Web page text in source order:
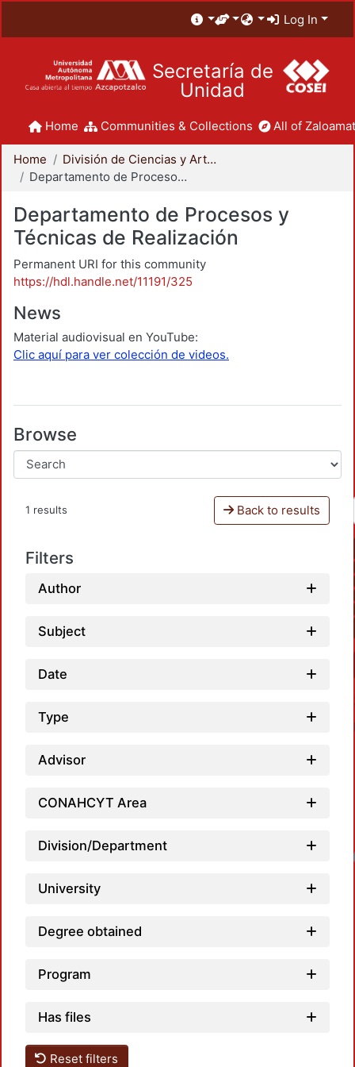
Log In
Secretaría de
Unidad
Home Communities & Collections All of
Home
División de Ciencias y Artes para el Diseño
Departamento de Procesos y Técnicas de Realización
Departamento de Procesos y
Técnicas de Realización
Permanent URI for this community
https://hdl.handle.net/11191/325
News
Material audiovisual en YouTube:
Clic aquí para ver colección de videos.
Browse
1 results Back to results
Filters
Author
Subject
Date
Type
Advisor
CONAHCYT Area
Division/Department
University
Degree obtained
Program
Has files
Reset filters